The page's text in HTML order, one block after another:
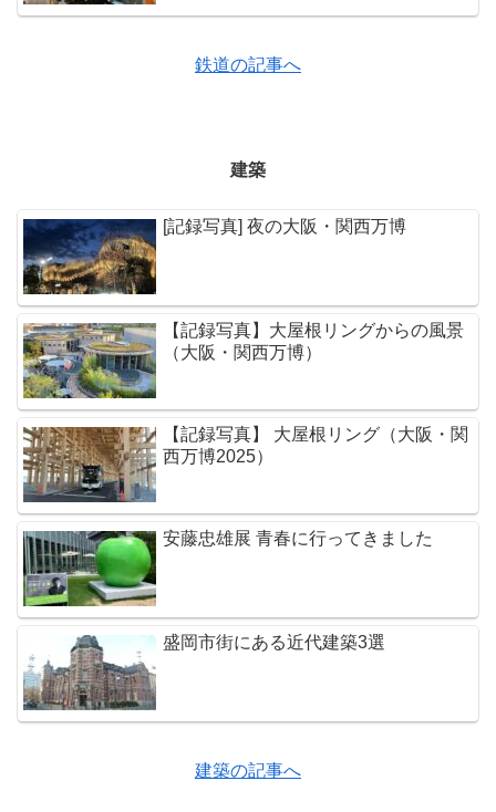
鉄道の記事へ
建築
[記録写真] 夜の大阪・関西万博
【記録写真】大屋根リングからの風景
（大阪・関西万博）
【記録写真】 大屋根リング（大阪・関
西万博2025）
安藤忠雄展 青春に行ってきました
盛岡市街にある近代建築3選
建築の記事へ